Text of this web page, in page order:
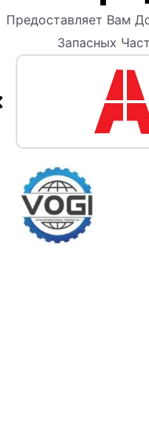
Предоставляет Вам
Запасных